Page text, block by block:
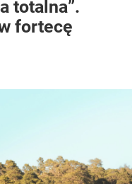
totalna”.
fortecę